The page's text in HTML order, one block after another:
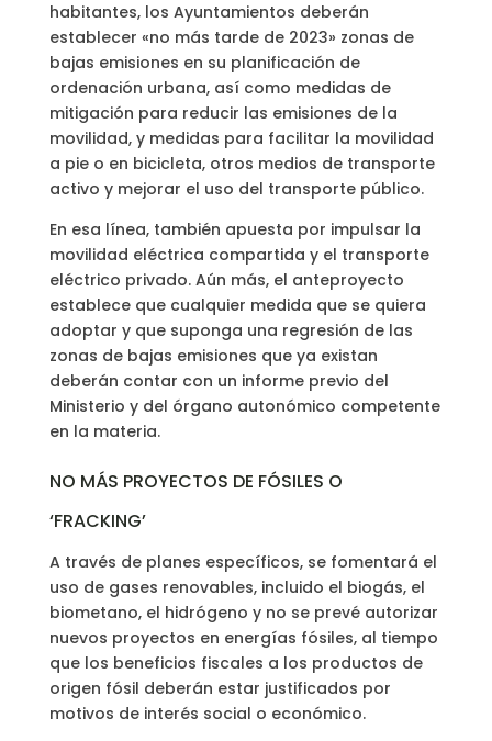
habitantes, los Ayuntamientos deberán
establecer «no más tarde de 2023» zonas de
bajas emisiones en su planificación de
ordenación urbana, así como medidas de
mitigación para reducir las emisiones de la
movilidad, y medidas para facilitar la movilidad
a pie o en bicicleta, otros medios de transporte
activo y mejorar el uso del transporte público.
En esa línea, también apuesta por impulsar la
movilidad eléctrica compartida y el transporte
eléctrico privado. Aún más, el anteproyecto
establece que cualquier medida que se quiera
adoptar y que suponga una regresión de las
zonas de bajas emisiones que ya existan
deberán contar con un informe previo del
Ministerio y del órgano autonómico competente
en la materia.
NO MÁS PROYECTOS DE FÓSILES O
‘FRACKING’
A través de planes específicos, se fomentará el
uso de gases renovables, incluido el biogás, el
biometano, el hidrógeno y no se prevé autorizar
nuevos proyectos en energías fósiles, al tiempo
que los beneficios fiscales a los productos de
origen fósil deberán estar justificados por
motivos de interés social o económico.